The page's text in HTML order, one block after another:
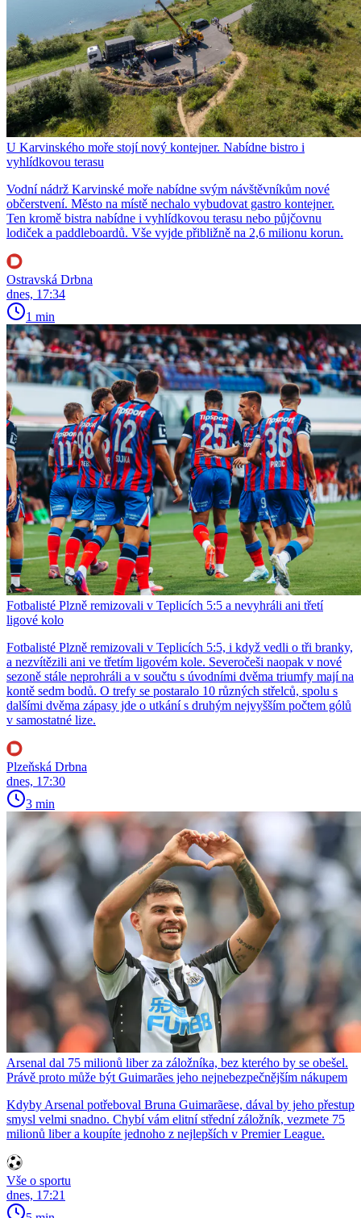
U Karvinského moře stojí nový kontejner. Nabídne bistro i
vyhlídkovou terasu
Vodní nádrž Karvinské moře nabídne svým návštěvníkům nové
občerstvení. Město na místě nechalo vybudovat gastro kontejner.
Ten kromě bistra nabídne i vyhlídkovou terasu nebo půjčovnu
lodiček a paddleboardů. Vše vyjde přibližně na 2,6 milionu korun.
Ostravská Drbna
dnes, 17:34
1 min
Fotbalisté Plzně remizovali v Teplicích 5:5 a nevyhráli ani třetí
ligové kolo
Fotbalisté Plzně remizovali v Teplicích 5:5, i když vedli o tři branky,
a nezvítězili ani ve třetím ligovém kole. Severočeši naopak v nové
sezoně stále neprohráli a v součtu s úvodními dvěma triumfy mají na
kontě sedm bodů. O trefy se postaralo 10 různých střelců, spolu s
dalšími dvěma zápasy jde o utkání s druhým nejvyšším počtem gólů
v samostatné lize.
Plzeňská Drbna
dnes, 17:30
3 min
Arsenal dal 75 milionů liber za záložníka, bez kterého by se obešel.
Právě proto může být Guimarães jeho nejnebezpečnějším nákupem
Kdyby Arsenal potřeboval Bruna Guimarãese, dával by jeho přestup
smysl velmi snadno. Chybí vám elitní střední záložník, vezmete 75
milionů liber a koupíte jednoho z nejlepších v Premier League.
Vše o sportu
dnes, 17:21